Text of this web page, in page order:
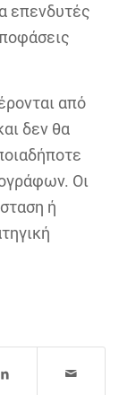
επενδυτές
από
δεν θα
Οι
ή